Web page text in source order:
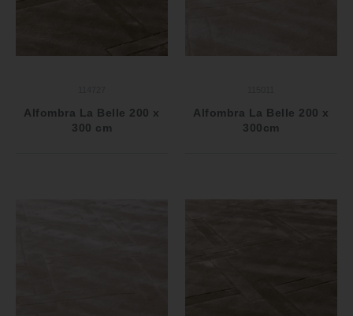
Alfombra La Belle 200 x
300 cm
Alfombra La Belle 200 x
300cm